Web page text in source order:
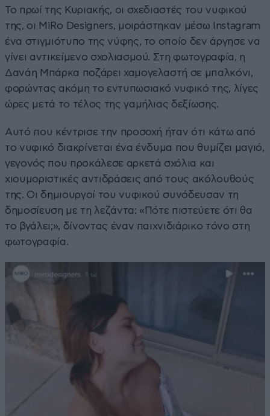
Το πρωί της Κυριακής, οι σχεδιαστές του νυφικού
της, οι MiRo Designers, μοιράστηκαν μέσω Instagram
ένα στιγμιότυπο της νύφης, το οποίο δεν άργησε να
γίνει αντικείμενο σχολιασμού. Στη φωτογραφία, η
Δανάη Μπάρκα ποζάρει χαμογελαστή σε μπαλκόνι,
φορώντας ακόμη το εντυπωσιακό νυφικό της, λίγες
ώρες μετά το τέλος της γαμήλιας δεξίωσης.
Αυτό που κέντρισε την προσοχή ήταν ότι κάτω από
το νυφικό διακρίνεται ένα ένδυμα που θυμίζει μαγιό,
γεγονός που προκάλεσε αρκετά σχόλια και
χιουμοριστικές αντιδράσεις από τους ακόλουθούς
της. Οι δημιουργοί του νυφικού συνόδευσαν τη
δημοσίευση με τη λεζάντα: «Πότε πιστεύετε ότι θα
το βγάλει;», δίνοντας έναν παιχνιδιάρικο τόνο στη
φωτογραφία.